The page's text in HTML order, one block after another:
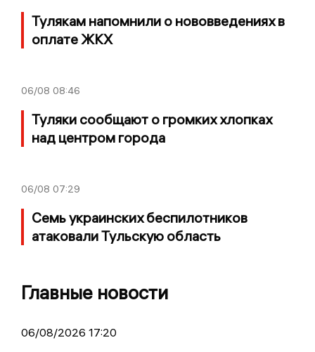
Тулякам напомнили о нововведениях в
оплате ЖКХ
06/08 08:46
Туляки сообщают о громких хлопках
над центром города
06/08 07:29
Семь украинских беспилотников
атаковали Тульскую область
Главные новости
06/08/2026 17:20